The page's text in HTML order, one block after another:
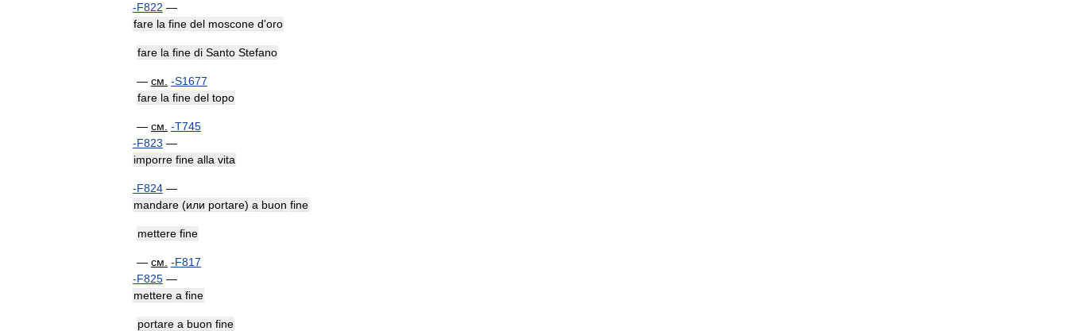
-F822 —
fare la fine del moscone d'oro
fare la fine di Santo Stefano
— см -S1677
fare la fine del topo
— см -T745
-F823 —
imporre fine alla vita
-F824 —
mandare (или portare) a buon fine
mettere fine
— см -F817
-F825 —
mettere a fine
portare a buon fine